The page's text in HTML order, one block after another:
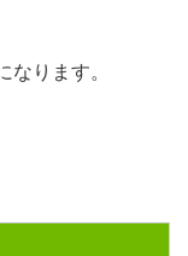
ります。